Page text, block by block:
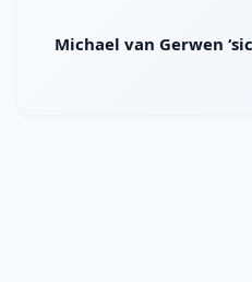
Michael van Gerwen